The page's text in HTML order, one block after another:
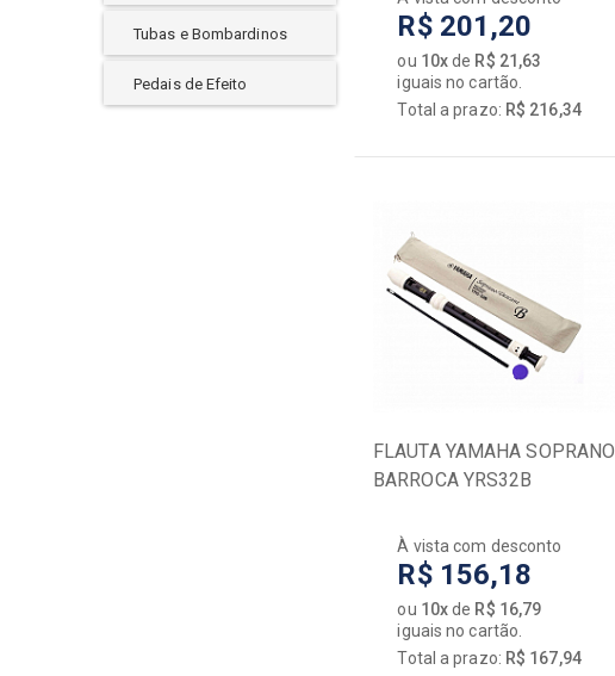
IBOX
IK MULTIMEDIA
Tubas e Bombardinos
Pedais de Efeito
R$ 201,20
ou 10xde R$ 21,63
iguais no cartão.
Total a prazo: R$ 216,34
FLAUTA YAMAHA SOPRANO
BARROCA YRS32B
À vista com desconto
R$ 156,18
ou 10xde R$ 16,79
iguais no cartão.
Total a prazo: R$ 167,94